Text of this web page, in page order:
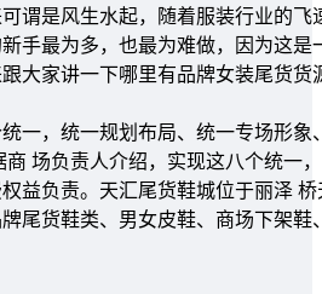
谓是风生水起，随着服装行业的
手最为多，也最为难做，因为这
大家讲一下哪里有品牌女装尾货货
一，统一规划布局、统一专场形
商 场负责人介绍，实现这八个统一
益负责。天汇尾货鞋城位于丽泽
尾货鞋类、男女皮鞋、商场下架